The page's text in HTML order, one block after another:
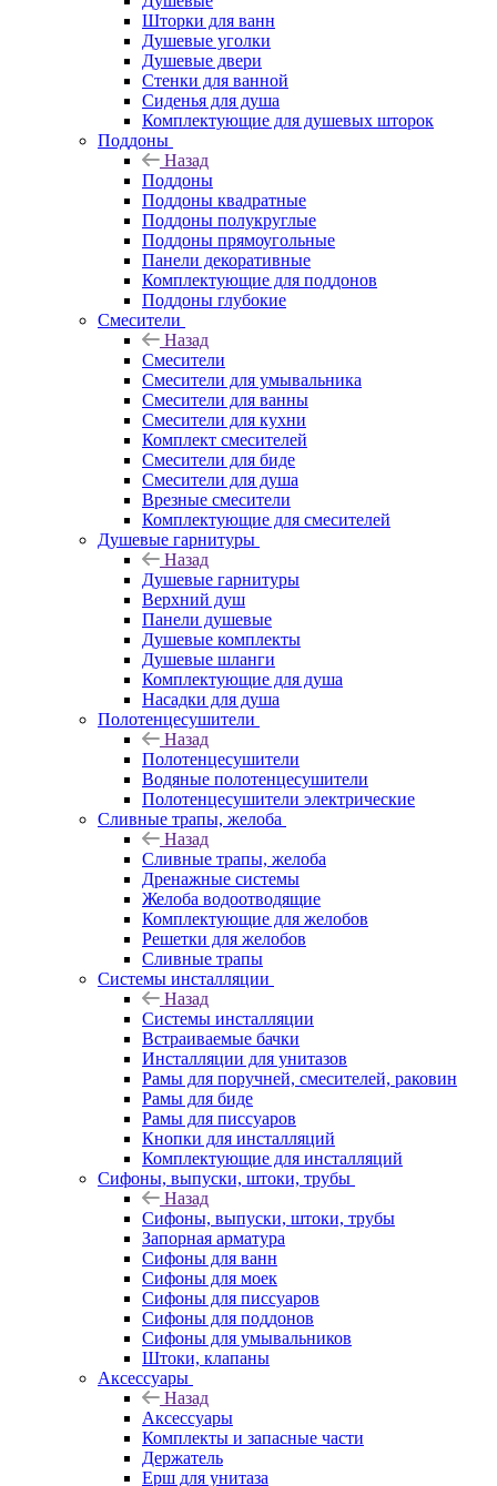
Шторки для ванн
Душевые уголки
Душевые двери
Стенки для ванной
Сиденья для душа
Комплектующие для душевых шторок
Поддоны
Назад
Поддоны
Поддоны квадратные
Поддоны полукруглые
Поддоны прямоугольные
Панели декоративные
Комплектующие для поддонов
Поддоны глубокие
Смесители
Назад
Смесители
Смесители для умывальника
Смесители для ванны
Смесители для кухни
Комплект смесителей
Смесители для биде
Смесители для душа
Врезные смесители
Комплектующие для смесителей
Душевые гарнитуры
Назад
Душевые гарнитуры
Верхний душ
Панели душевые
Душевые комплекты
Душевые шланги
Комплектующие для душа
Насадки для душа
Полотенцесушители
Назад
Полотенцесушители
Водяные полотенцесушители
Полотенцесушители электрические
Сливные трапы, желоба
Назад
Сливные трапы, желоба
Дренажные системы
Желоба водоотводящие
Комплектующие для желобов
Решетки для желобов
Сливные трапы
Системы инсталляции
Назад
Системы инсталляции
Встраиваемые бачки
Инсталляции для унитазов
Рамы для поручней, смесителей, раковин
Рамы для биде
Рамы для писсуаров
Кнопки для инсталляций
Комплектующие для инсталляций
Сифоны, выпуски, штоки, трубы
Назад
Сифоны, выпуски, штоки, трубы
Запорная арматура
Сифоны для ванн
Сифоны для моек
Сифоны для писсуаров
Сифоны для поддонов
Сифоны для умывальников
Штоки, клапаны
Аксессуары
Назад
Аксессуары
Комплекты и запасные части
Держатель
Ерш для унитаза